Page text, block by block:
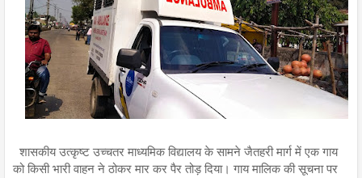
शासकीय उत्कृष्ट उच्चतर माध्यमिक विद्यालय के सामने जैतहरी मार्ग में एक गाय
को किसी भारी वाहन ने ठोकर मार कर पैर तोड़ दिया। गाय मालिक की सूचना पर